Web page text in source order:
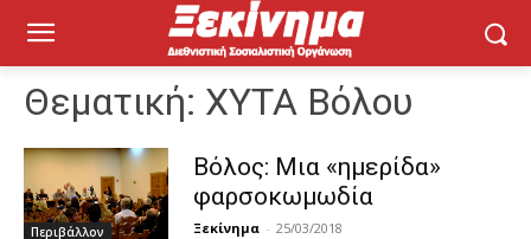
Θεματική: ΧΥΤΑ Βόλου
Περιβάλλον
Βόλος: Μια «ημερίδα»
φαρσοκωμωδία
Ξεκίνημα - 25/03/2018